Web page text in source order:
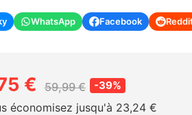
WhatsApp Facebook
€ 59,99 € -39%
économisez jusqu'à 23,24 €